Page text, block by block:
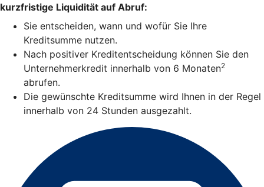
kurzfristige Liquidität auf Abruf:
Sie entscheiden, wann und wofür Sie Ihre
Kreditsumme nutzen.
Nach positiver Kreditentscheidung können Sie den
Unternehmerkredit innerhalb von 6 Monaten2
abrufen.
Die gewünschte Kreditsumme wird Ihnen in der Regel
innerhalb von 24 Stunden ausgezahlt.